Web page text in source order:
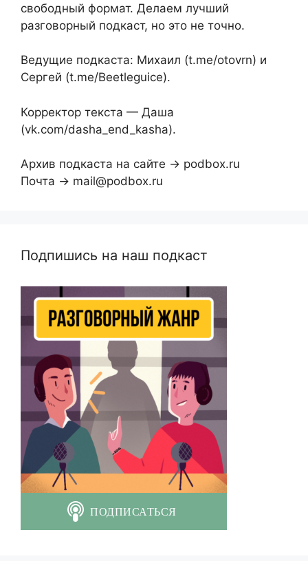
свободный формат. Делаем лучший
разговорный подкаст, но это не точно.
Ведущие подкаста: Михаил (t.me/otovrn) и
Сергей (t.me/Beetleguice).
Корректор текста — Даша
(vk.com/dasha_end_kasha).
Архив подкаста на сайте → podbox.ru
Почта → mail@podbox.ru
Подпишись на наш подкаст